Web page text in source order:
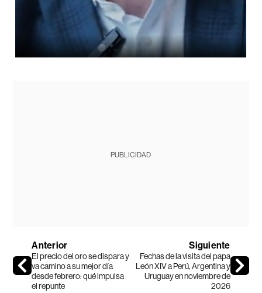
PUBLICIDAD
Anterior
El precio del oro se dispara y
va camino a su mejor día
desde febrero: qué impulsa
el repunte
Siguiente
Fechas de la visita del papa
León XIV a Perú, Argentina y
Uruguay en noviembre de
2026